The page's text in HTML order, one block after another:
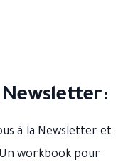
Newsletter:
à la Newsletter et
workbook pour